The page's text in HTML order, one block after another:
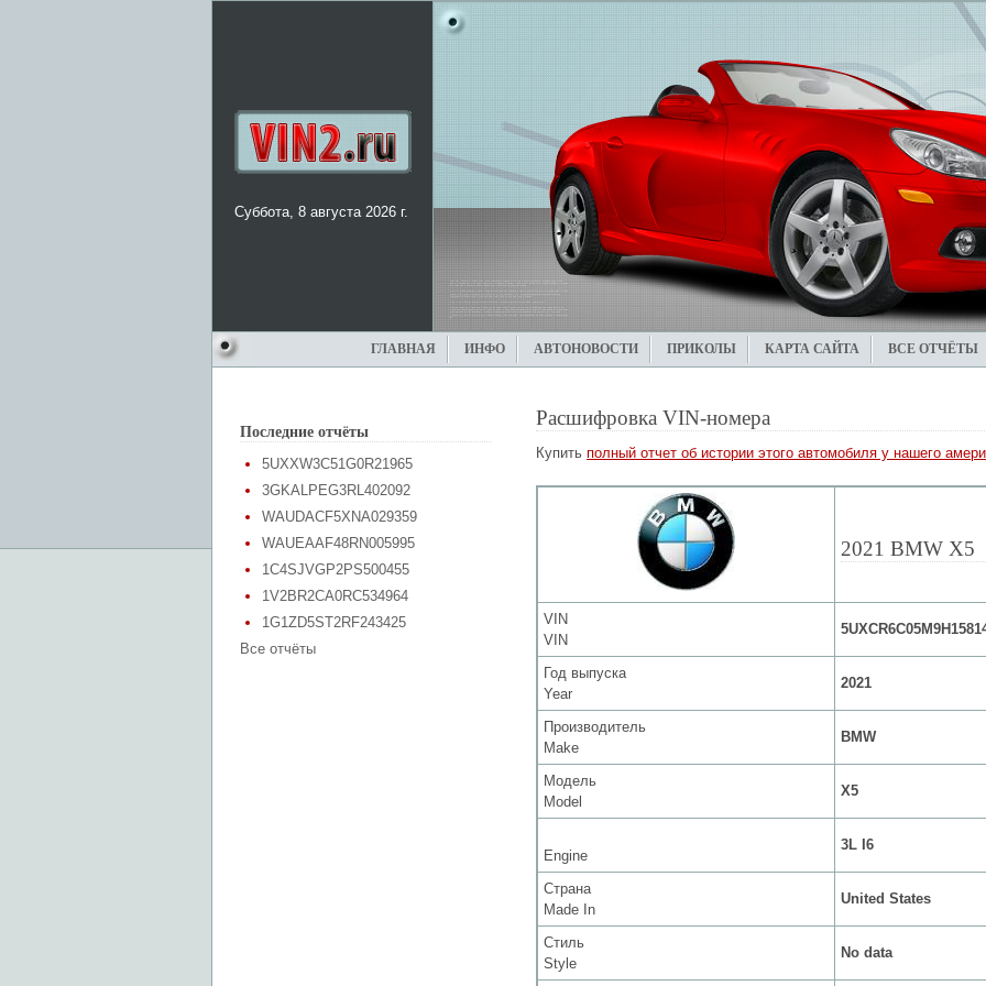
Суббота, 8 августа 2026 г.
ГЛАВНАЯ ИНФО АВТОНОВОСТИ ПРИКОЛЫ КАРТА САЙТА ВСЕ ОТЧЁТЫ
Последние отчёты
5UXXW3C51G0R21965
3GKALPEG3RL402092
WAUDACF5XNA029359
WAUEAAF48RN005995
1C4SJVGP2PS500455
1V2BR2CA0RC534964
1G1ZD5ST2RF243425
Все отчёты
Расшифровка VIN-номера
Купить полный отчет об истории этого автомобиля у нашего
2021 BMW X5
VIN
VIN
Год выпуска
Year
2021
Производитель
Make
BMW
Модель
Model
X5
Engine
3L I6
Страна
Made In
United States
Стиль
Style
No data